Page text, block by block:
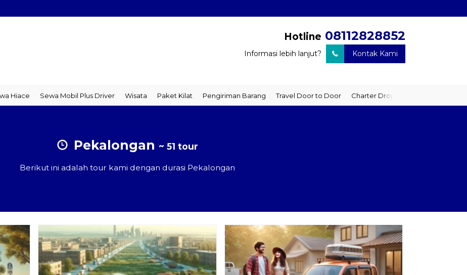
Hotline 08112828852
Informasi lebih lanjut? Kontak Kami
Sewa Mobil Plus Driver Wisata Paket Kilat Pengiriman Barang Travel Door to Door Charter Drop Off
Pekalongan ~ 51 tour
Berikut ini adalah tour kami dengan durasi Pekalongan